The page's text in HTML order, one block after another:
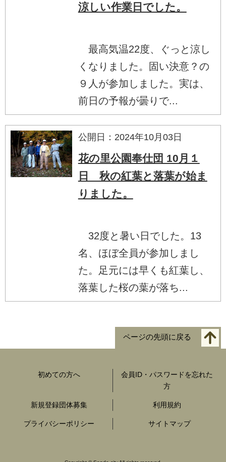
涼しい作業日でした。
最高気温22度、ぐっと涼し
くなりました。固い決意？の
９人が参加しました。実は、
前日の予報が曇りで...
公開日：2024年10月03日
花の里公園奉仕団 10月１
日 秋の紅葉と落葉が始ま
りました。
32度と暑い日でした。13
名、ほぼ全員が参加しまし
た。足元には早くも紅葉し、
落葉した桜の葉が落ち...
ページの先頭に戻る
初めての方へ
会員ID・パスワードを忘れた
方
新規登録団体募集 利用規約
プライバシーポリシー サイトマップ